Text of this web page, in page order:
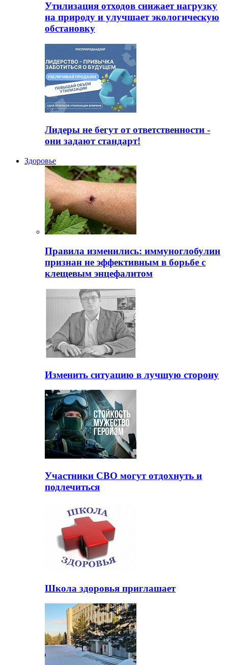
Утилизация отходов снижает нагрузку
на природу и улучшает экологическую
обстановку
Лидеры не бегут от ответственности -
они задают стандарт!
Здоровье
Правила изменились: иммуноглобулин
признан не эффективным в борьбе с
клещевым энцефалитом
Изменить ситуацию в лучшую сторону
Участники СВО могут отдохнуть и
подлечиться
Школа здоровья приглашает